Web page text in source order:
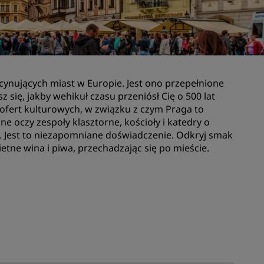
Lokale na wesele
Zrównoważone pobyty
Pobyty drużyn sportowych
Hotele w centrum miasta
Zapraszamy na nasz blog
Radisson Rewards
miast w Europie. Jest ono przepełnione
jakby wehikuł czasu przeniósł Cię o 500 lat
kulturowych, w związku z czym Praga to
oczy zespoły klasztorne, kościoły i katedry o
to niezapomniane doświadczenie. Odkryj smak
wina i piwa, przechadzając się po mieście.